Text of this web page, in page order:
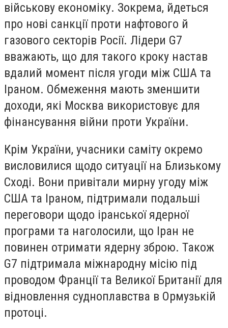
військову економіку. Зокрема, йдеться
про нові санкції проти нафтового й
газового секторів Росії. Лідери G7
вважають, що для такого кроку настав
вдалий момент після угоди між США та
Іраном. Обмеження мають зменшити
доходи, які Москва використовує для
фінансування війни проти України.
Крім України, учасники саміту окремо
висловилися щодо ситуації на Близькому
Сході. Вони привітали мирну угоду між
США та Іраном, підтримали подальші
переговори щодо іранської ядерної
програми та наголосили, що Іран не
повинен отримати ядерну зброю. Також
G7 підтримала міжнародну місію під
проводом Франції та Великої Британії для
відновлення судноплавства в Ормузькій
протоці.